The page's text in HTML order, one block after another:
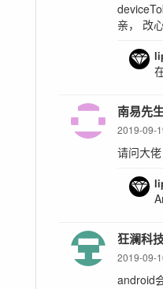
亲， 改
南易先
2019-09-
请问大
狂澜科
2019-09-
android